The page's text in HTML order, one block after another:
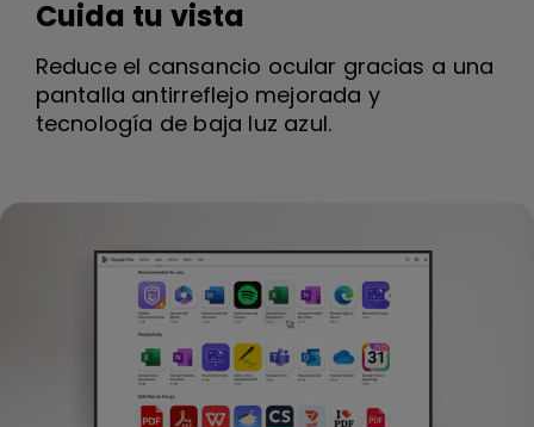
Cuida tu vista
Reduce el cansancio ocular gracias a una
pantalla antirreflejo mejorada y
tecnología de baja luz azul.